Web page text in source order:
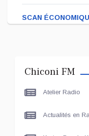
SCAN
L'Association Zé
17 Communes
Chiconi FM
Atelier Radio
Actualités en